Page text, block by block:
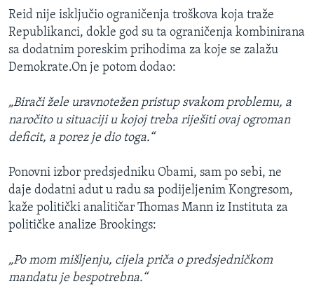
Reid nije isključio ograničenja troškova koja traže
Republikanci, dokle god su ta ograničenja kombinirana
sa dodatnim poreskim prihodima za koje se zalažu
Demokrate.On je potom dodao:
„Birači žele uravnotežen pristup svakom problemu, a
naročito u situaciji u kojoj treba riješiti ovaj ogroman
deficit, a porez je dio toga.“
Ponovni izbor predsjedniku Obami, sam po sebi, ne
daje dodatni adut u radu sa podijeljenim Kongresom,
kaže politički analitičar Thomas Mann iz Instituta za
političke analize Brookings:
„Po mom mišljenju, cijela priča o predsjedničkom
mandatu je bespotrebna.“